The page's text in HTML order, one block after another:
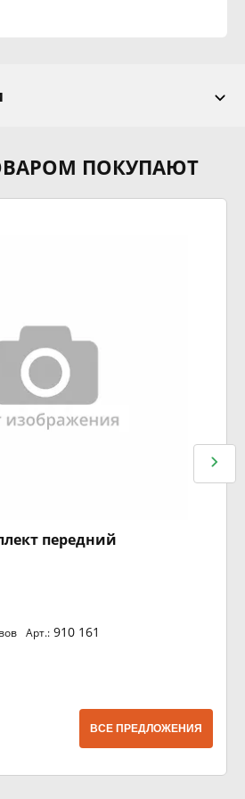
ПОКУПАЮТ
передний
Арт.: 910 161
ВСЕ ПРЕДЛОЖЕНИЯ